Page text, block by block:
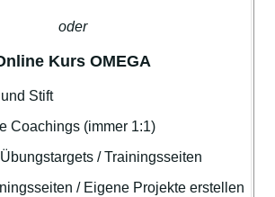
oder
Kurs OMEGA
Stift
Coachings (immer 1:1)
/ Trainingsseiten
/ Eigene Projekte erstellen